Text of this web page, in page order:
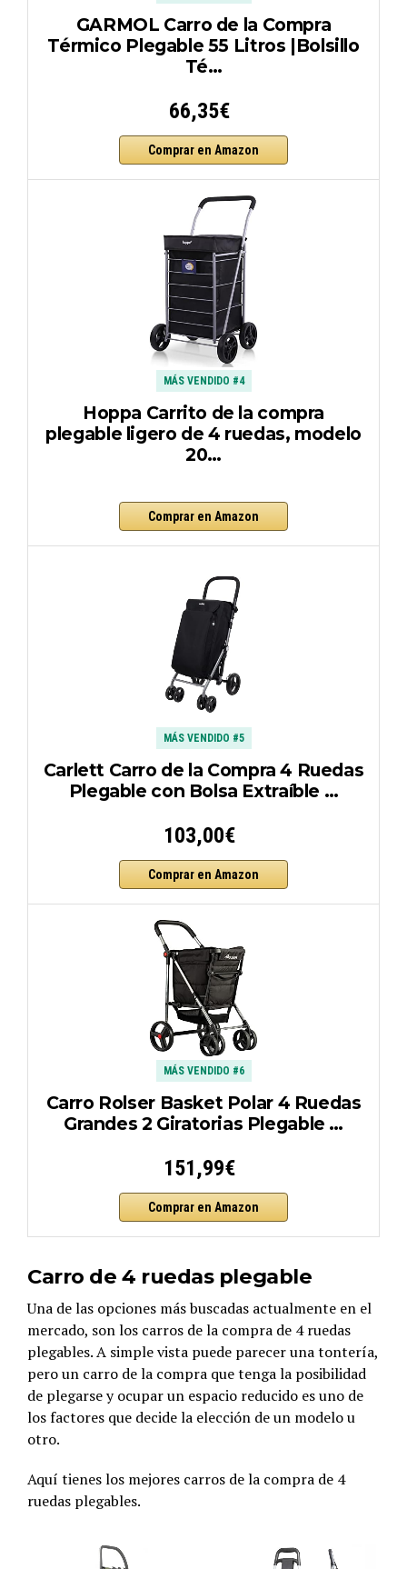
GARMOL Carro de la Compra
Térmico Plegable 55 Litros |Bolsillo
Té…
66,35€
Comprar en Amazon
MÁS VENDIDO #4
Hoppa Carrito de la compra
plegable ligero de 4 ruedas, modelo
20…
Comprar en Amazon
MÁS VENDIDO #5
Carlett Carro de la Compra 4 Ruedas
Plegable con Bolsa Extraíble …
103,00€
Comprar en Amazon
MÁS VENDIDO #6
Carro Rolser Basket Polar 4 Ruedas
Grandes 2 Giratorias Plegable …
151,99€
Comprar en Amazon
Carro de 4 ruedas plegable
Una de las opciones más buscadas actualmente en el
mercado, son los carros de la compra de 4 ruedas
plegables. A simple vista puede parecer una tontería,
pero un carro de la compra que tenga la posibilidad
de plegarse y ocupar un espacio reducido es uno de
los factores que decide la elección de un modelo u
otro.
Aquí tienes los mejores carros de la compra de 4
ruedas plegables.